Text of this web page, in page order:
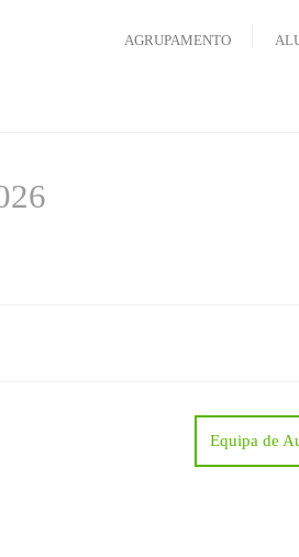
AGRUPAMENTO
Equipa de